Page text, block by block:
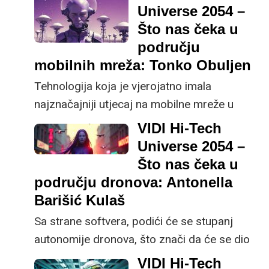
Totovskom iz Međunarodne esports
federacije, ovako izgleda esports za 30
godina.
Universe 2054 –
Što nas čeka u
području
mobilnih mreža: Tonko Obuljen
Tehnologija koja je vjerojatno imala
najznačajniji utjecaj na mobilne mreže u
proteklih 30 godina je razvoj i globalna
implementacija 4G LTE (Long Term
Evolution), kaže Tonko Obuljen, predsjednik
vijeća HAKOM-a.
VIDI Hi-Tech
Universe 2054 –
Što nas čeka u
području dronova: Antonella
Barišić Kulaš
Sa strane softvera, podići će se stupanj
autonomije dronova, što znači da će se dio
operacija dronom odvijati autonomno i bez
VIDI Hi-Tech